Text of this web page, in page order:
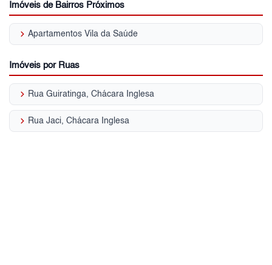
Imóveis de Bairros Próximos
keyboard_arrow_right Apartamentos Vila da Saúde
Imóveis por Ruas
keyboard_arrow_right Rua Guiratinga, Chácara Inglesa
keyboard_arrow_right Rua Jaci, Chácara Inglesa